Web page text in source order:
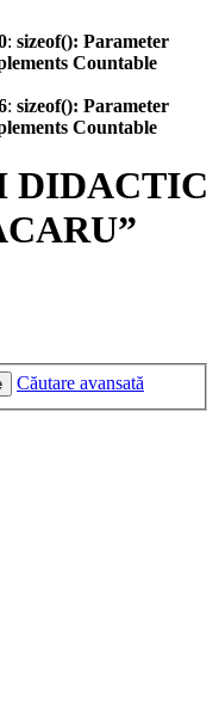
: sizeof(): Parameter
Countable
: sizeof(): Parameter
Countable
DIDACTIC
Căutare avansată